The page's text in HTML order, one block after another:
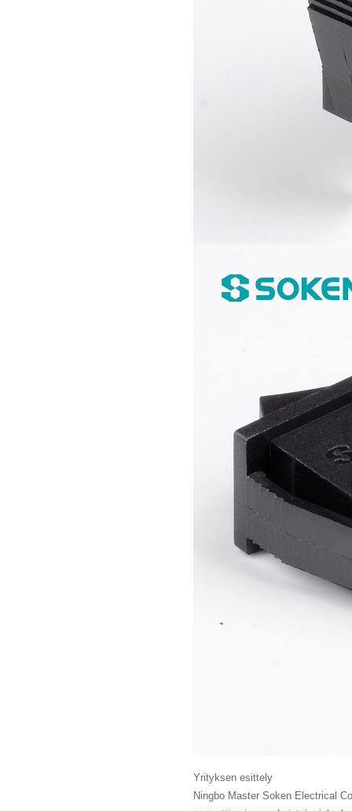
Yrityksen esittely
Ningbo Master Soken Electrical